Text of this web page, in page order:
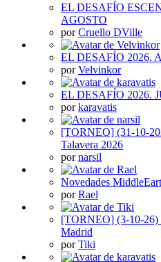
EL DESAFÍO
AGOSTO
porCruello DVille
EL DESAFÍO 2026.
porVelvinkor
EL DESAFÍO 2026.
porkaravatis
[TORNEO] (31-10-
Talavera 2026
pornarsil
Novedades
porRael
[TORNEO] (3-10-26)
Madrid
porTiki